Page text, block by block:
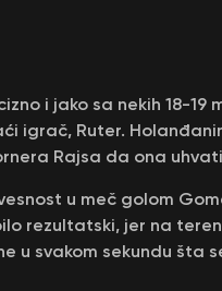
i jako sa nekih 18-19
igrač, Ruter.
Rajsa da ona
u meč golom
rezultatski, jer na
u svakom sekundu šta